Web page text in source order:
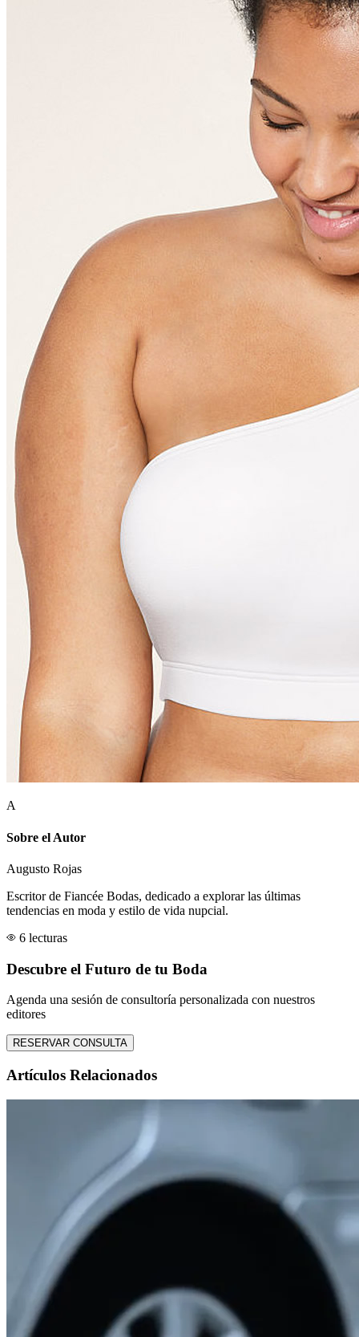
A
Sobre el Autor
Augusto Rojas
Escritor de Fiancée Bodas, dedicado a explorar las últimas
tendencias en moda y estilo de vida nupcial.
6 lecturas
Descubre el Futuro de tu Boda
Agenda una sesión de consultoría personalizada con nuestros
editores
RESERVAR CONSULTA
Artículos Relacionados